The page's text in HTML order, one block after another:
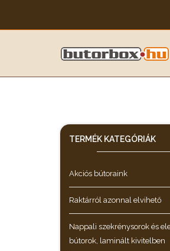
TERMÉK KATEGÓRIÁK
Akciós bútoraink
Raktárról azonnal elvihető
Nappali szekrénysorok és
bútorok, laminált kivitelben